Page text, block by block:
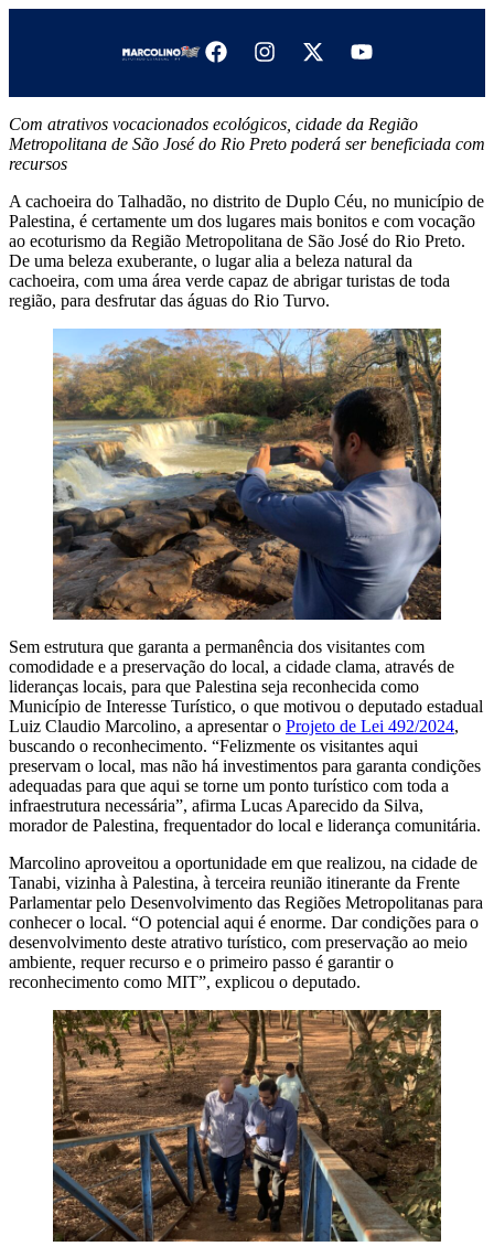
Com atrativos vocacionados ecológicos, cidade da Região
Metropolitana de São José do Rio Preto poderá ser beneficiada com
recursos
A cachoeira do Talhadão, no distrito de Duplo Céu, no município de
Palestina, é certamente um dos lugares mais bonitos e com vocação
ao ecoturismo da Região Metropolitana de São José do Rio Preto.
De uma beleza exuberante, o lugar alia a beleza natural da
cachoeira, com uma área verde capaz de abrigar turistas de toda
região, para desfrutar das águas do Rio Turvo.
Sem estrutura que garanta a permanência dos visitantes com
comodidade e a preservação do local, a cidade clama, através de
lideranças locais, para que Palestina seja reconhecida como
Município de Interesse Turístico, o que motivou o deputado estadual
Luiz Claudio Marcolino, a apresentar o Projeto de Lei 492/2024,
buscando o reconhecimento. “Felizmente os visitantes aqui
preservam o local, mas não há investimentos para garanta condições
adequadas para que aqui se torne um ponto turístico com toda a
infraestrutura necessária”, afirma Lucas Aparecido da Silva,
morador de Palestina, frequentador do local e liderança comunitária.
Marcolino aproveitou a oportunidade em que realizou, na cidade de
Tanabi, vizinha à Palestina, à terceira reunião itinerante da Frente
Parlamentar pelo Desenvolvimento das Regiões Metropolitanas para
conhecer o local. “O potencial aqui é enorme. Dar condições para o
desenvolvimento deste atrativo turístico, com preservação ao meio
ambiente, requer recurso e o primeiro passo é garantir o
reconhecimento como MIT”, explicou o deputado.